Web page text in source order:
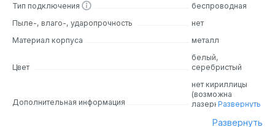
Тип подключения
беспроводная
Пыле-, влаго-, ударопрочность
нет
Материал корпуса
металл
Цвет
белый,
серебристый
Дополнительная информация
нет кириллицы
(возможна
лазернаяРазвернуть
Развернуть